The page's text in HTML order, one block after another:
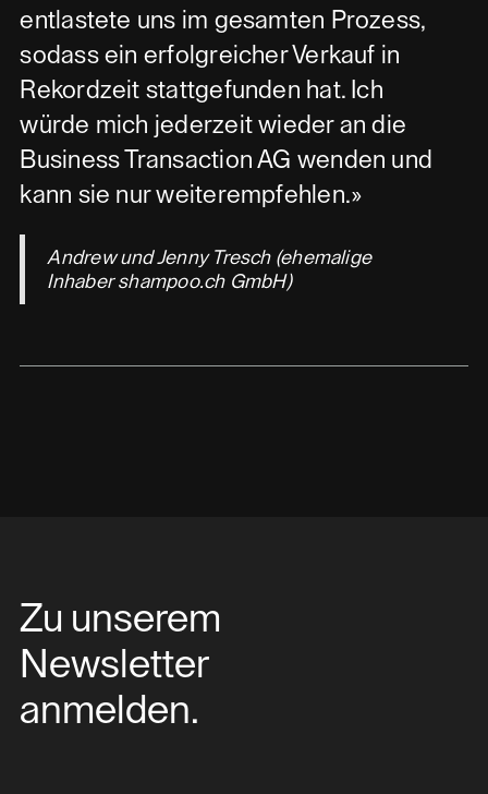
entlastete uns im gesamten Prozess,
sodass ein erfolgreicher Verkauf in
Rekordzeit stattgefunden hat. Ich
würde mich jederzeit wieder an die
Business Transaction AG wenden und
kann sie nur weiterempfehlen.»
Andrew und Jenny Tresch (ehemalige
Inhaber shampoo.ch GmbH)
Zu unserem
Newsletter
anmelden.